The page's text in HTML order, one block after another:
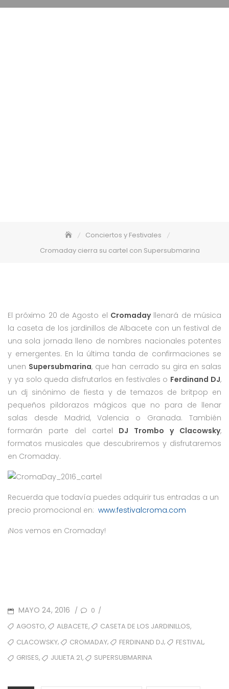
Conciertos y Festivales
Cromaday cierra su cartel con Supersubmarina
El próximo 20 de Agosto el Cromadayllenará de música
la caseta de los jardinillos de Albacete con un festival de
una sola jornada lleno de nombres nacionales potentes
y emergentes. En la última tanda de confirmaciones se
unen Supersubmarina, que han cerrado su gira en salas
y ya solo queda disfrutarlos en festivales o Ferdinand DJ,
un dj sinónimo de fiesta y de temazos de britpop en
pequeños pildorazos mágicos que no para de llenar
salas desde Madrid, Valencia o Granada. También
formarán parte del cartel DJ Trombo y Clacowsky,
formatos musicales que descubriremos y disfrutaremos
en Cromaday.
Recuerda que todavía puedes adquirir tus entradas a un
precio promocional en: www.festivalcroma.com
¡Nos vemos en Cromaday!
POSTED
ON
MAYO 24, 2016 / 0 /
TAGSAGOSTO, ALBACETE, CASETA DE LOS JARDINILLOS,
CLACOWSKY, CROMADAY, FERDINAND DJ, FESTIVAL,
GRISES, JULIETA 21, SUPERSUBMARINA